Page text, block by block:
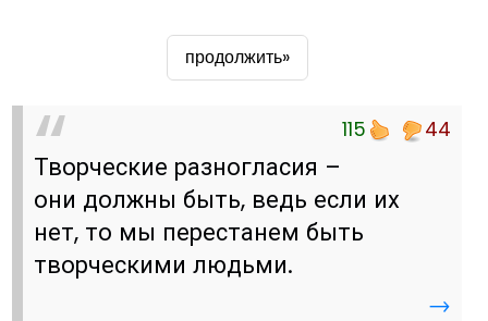
продолжить»
115 44
Творческие разногласия –
они должны быть, ведь если их
нет, то мы перестанем быть
творческими людьми.
→